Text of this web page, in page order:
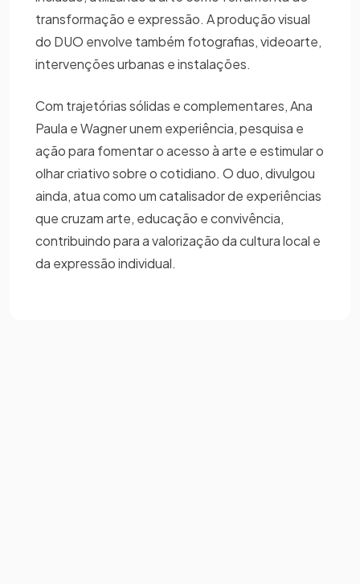
transformação e expressão. A produção visual
do DUO envolve também fotografias, videoarte,
intervenções urbanas e instalações.
Com trajetórias sólidas e complementares, Ana
Paula e Wagner unem experiência, pesquisa e
ação para fomentar o acesso à arte e estimular o
olhar criativo sobre o cotidiano. O duo, divulgou
ainda, atua como um catalisador de experiências
que cruzam arte, educação e convivência,
contribuindo para a valorização da cultura local e
da expressão individual.